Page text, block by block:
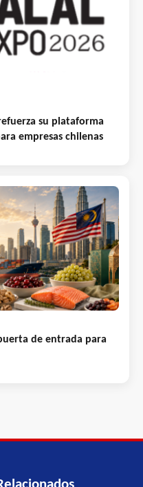
su plataforma
empresas chilenas
de entrada para